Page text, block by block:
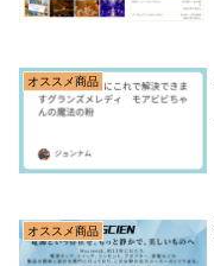
オススメ商品
オススメ商品